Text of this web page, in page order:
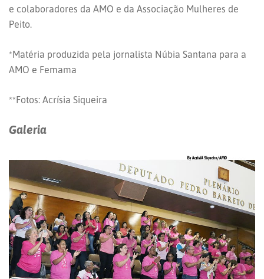
e colaboradores da AMO e da Associação Mulheres de
Peito.
*Matéria produzida pela jornalista Núbia Santana para a
AMO e Femama
**Fotos: Acrísia Siqueira
Galeria